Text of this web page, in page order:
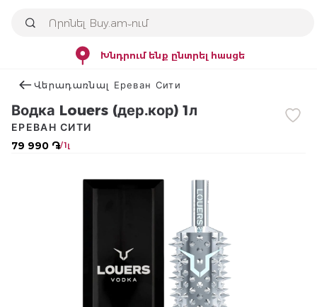
Խնդրում ենք ընտրել հասցե
Վերադառնալ Ереван Сити
Водка Louers (дер.кор) 1л
79 990 ֏/ 1լ
ЕРЕВАН СИТИ